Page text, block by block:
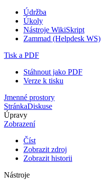
Údržba
Úkoly
Nástroje WikiSkript
Zammad (Helpdesk WS)
Tisk a PDF
Stáhnout jako PDF
Verze k tisku
Jmenné prostory
StránkaDiskuse
Úpravy
Zobrazení
Číst
Zobrazit zdroj
Zobrazit historii
Nástroje